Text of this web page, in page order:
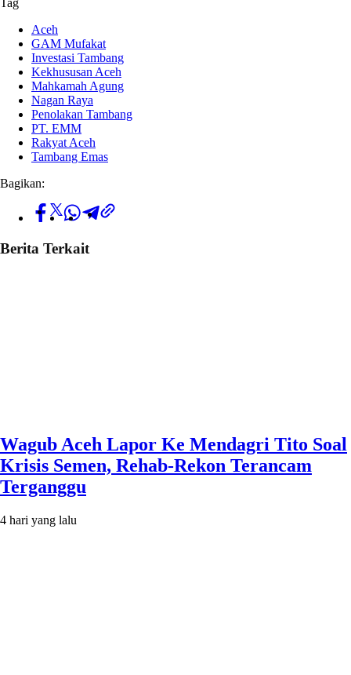
Tag
Aceh
GAM Mufakat
Investasi Tambang
Kekhususan Aceh
Mahkamah Agung
Nagan Raya
Penolakan Tambang
PT. EMM
Rakyat Aceh
Tambang Emas
Bagikan:
Berita Terkait
Wagub Aceh Lapor Ke Mendagri Tito Soal
Krisis Semen, Rehab-Rekon Terancam
Terganggu
4 hari yang lalu